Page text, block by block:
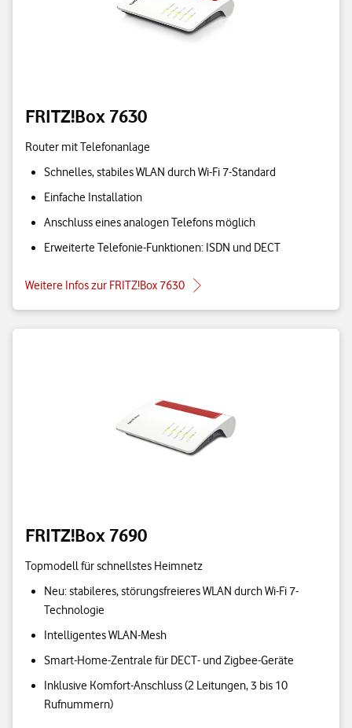
FRITZ!Box 7630
Router mit Telefonanlage
Schnelles, stabiles WLAN durch Wi-Fi 7-Standard
Einfache Installation
Anschluss eines analogen Telefons möglich
Erweiterte Telefonie-Funktionen: ISDN und DECT
Weitere Infos zur FRITZ!Box 7630
FRITZ!Box 7690
Topmodell für schnellstes Heimnetz
Neu: stabileres, störungsfreieres WLAN durch Wi-Fi 7-
Technologie
Intelligentes WLAN-Mesh
Smart-Home-Zentrale für DECT- und Zigbee-Geräte
Inklusive Komfort-Anschluss (2 Leitungen, 3 bis 10
Rufnummern)